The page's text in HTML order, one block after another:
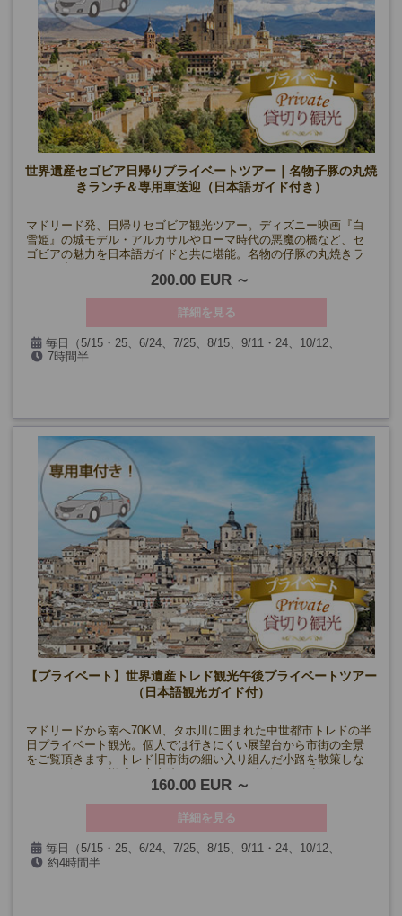
世界遺産セゴビア日帰りプライベートツアー｜名物子豚の丸焼
きランチ＆専用車送迎（日本語ガイド付き）
マドリード発、日帰りセゴビア観光ツアー。ディズニー映画『白
雪姫』の城モデル・アルカサルやローマ時代の悪魔の橋など、セ
ゴビアの魅力を日本語ガイドと共に堪能。名物の仔豚の丸焼きラ
200.00 EUR
詳細を見る
毎日（5/15・25、6/24、7/25、8/15、9/11・24、10/12、
11/2・9、12/6・7・8・24・25・26・31、1/1・6、3/25・26・29
7時間半
【プライベート】世界遺産トレド観光午後プライベートツアー
（日本語観光ガイド付）
マドリードから南へ70KM、タホ川に囲まれた中世都市トレドの半
日プライベート観光。個人では行きにくい展望台から市街の全景
をご覧頂きます。トレド旧市街の細い入り組んだ小路を散策しな
160.00 EUR
詳細を見る
毎日（5/15・25、6/24、7/25、8/15、9/11・24、10/12、
11/2・9・26、12/6・7・8・24・25・26・31、1/1・6、3/25・
約4時間半